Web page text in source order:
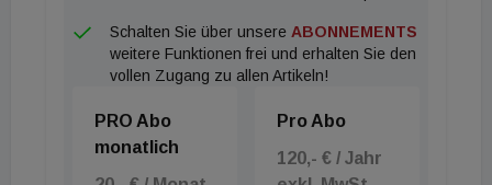
Kreditkosten für Haushalte der oberen
Einkommenshälfte zwischen 30 und 40 Prozent des
Monatseinkommens gependelt. In nur einem Jahr
Schuldendienstquote im Mittel von 35 auf 53
Prozent explodiert. Das kommt einem radikalen
Schalten Sie über unsere ABONNEMENTS
weitere Funktionen frei und erhalten Sie den
vollen Zugang zu allen Artikeln!
PRO Abo
monatlich
Pro Abo
120,- € / Jahr